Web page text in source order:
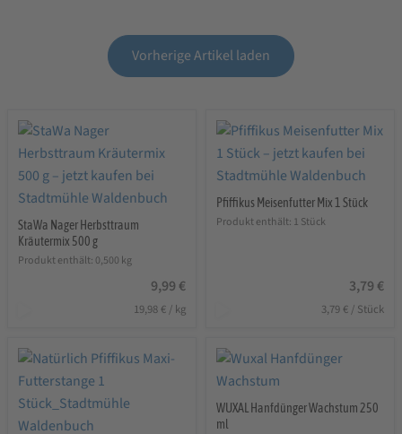
Vorherige Artikel laden
StaWa Nager Herbsttraum
Kräutermix 500 g
Produkt enthält: 0,500 kg
9,99 €
19,98 € / kg
Pfiffikus Meisenfutter Mix 1 Stück
Produkt enthält: 1 Stück
3,79 €
3,79 €/ Stück
WUXAL Hanfdünger Wachstum 250
ml